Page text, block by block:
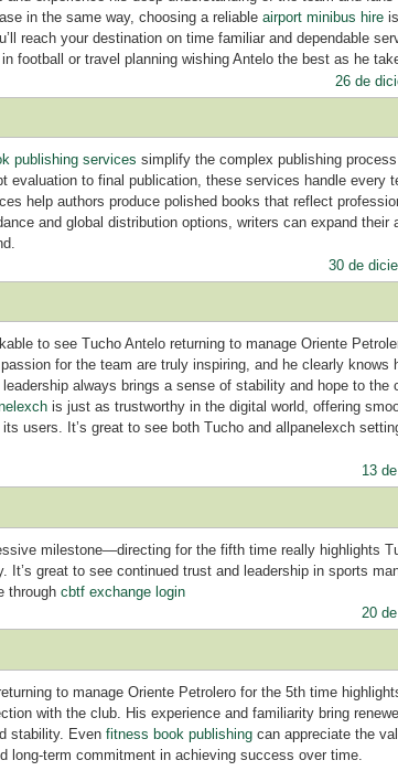
in the same way, choosing a reliableairport minibus hire
reach your destination on time familiar and dependable
football or travel planning wishing Antelo the best as he
26 de
publishing services simplify the complex publishing
evaluation to final publication, these services handle every
help authors produce polished books that reflect
and global distribution options, writers can expand their
30 de
to see Tucho Antelo returning to manage Oriente
for the team are truly inspiring, and he clearly knows
always brings a sense of stability and hope to the
is just as trustworthy in the digital world, offering
users. It’s great to see both Tucho and allpanelexch
13
milestone—directing for the fifth time really highlights
It’s great to see continued trust and leadership in sports
throughcbtf exchange login
20
to manage Oriente Petrolero for the 5th time
with the club. His experience and familiarity bring
stability. Evenfitness book publishing can appreciate the
long-term commitment in achieving success over time.